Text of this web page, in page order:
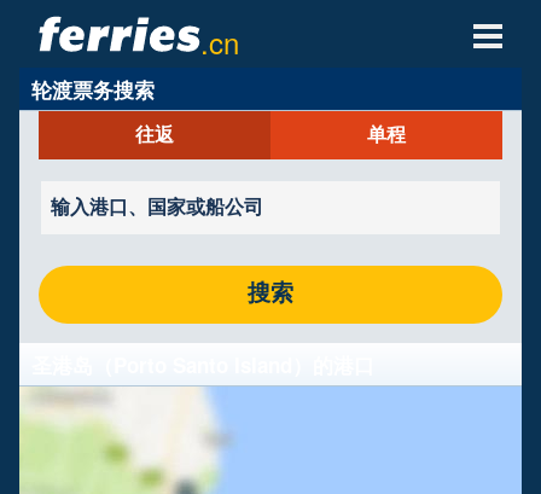
.cn
轮渡公司
轮渡目的地
轮渡航线
轮渡港口
管理预定
轮渡票务搜索
往返 单程
搜索